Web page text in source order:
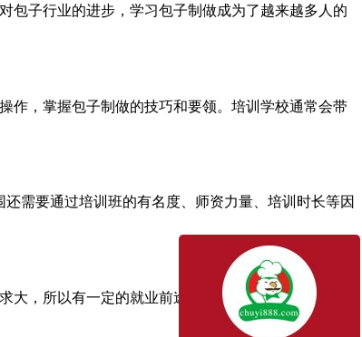
包子行业的进步，学习包子制做成为了越来越多人的
作，掌握包子制做的技巧和要领。培训学校通常会带
需要通过培训班的有名度、师资力量、培训时长等因
，所以有一定的就业前途。学员们可以选择在包子